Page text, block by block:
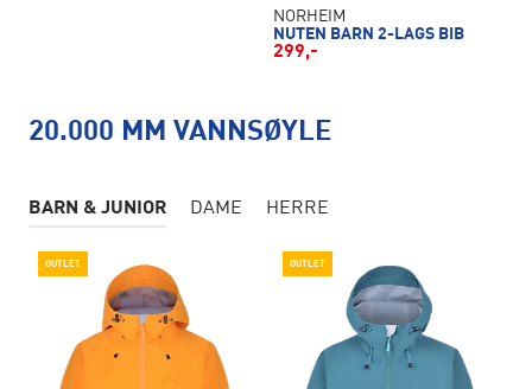
NORHEIM
NUTEN BARN 2-LAGS BIB
299,-
20.000 MM VANNSØYLE
BARN & JUNIOR DAME HERRE
OUTLET OUTLET